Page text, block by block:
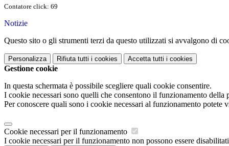
Contatore click: 69
Notizie
Questo sito o gli strumenti terzi da questo utilizzati si avvalgono di
Personalizza Rifiuta tutti i cookies Accetta tutti i cookies
Gestione cookie
In questa schermata è possibile scegliere quali cookie consentire.
I cookie necessari sono quelli che consentono il funzionamento
Per conoscere quali sono i cookie necessari al funzionamento potete
Cookie necessari per il funzionamento
I cookie necessari per il funzionamento non possono essere